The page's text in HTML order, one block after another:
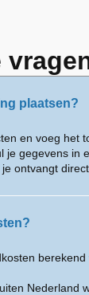
plaatsen?
en voeg het
je gegevens in
ontvangt
Nederland